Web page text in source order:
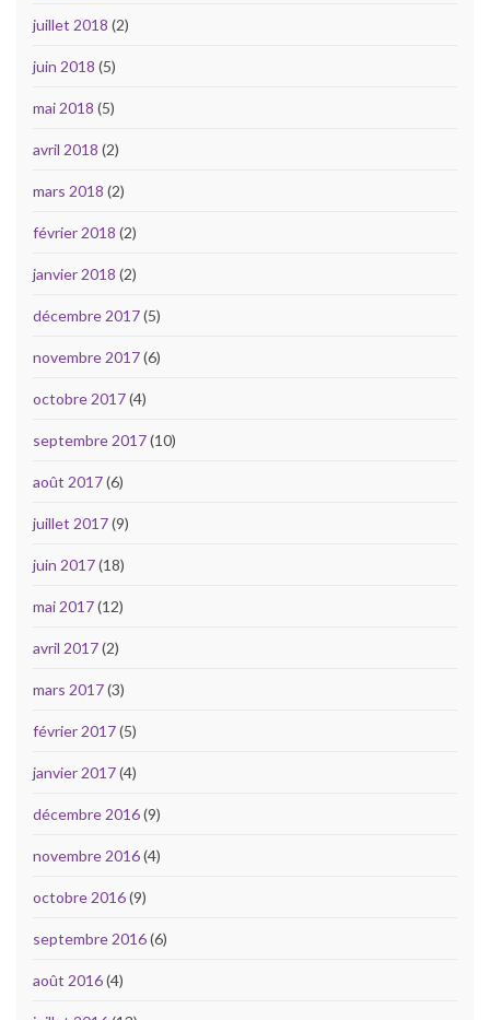
juillet 2018 (2)
juin 2018 (5)
mai 2018 (5)
avril 2018 (2)
mars 2018 (2)
février 2018 (2)
janvier 2018 (2)
décembre 2017(5)
novembre 2017(6)
octobre 2017(4)
septembre 2017(10)
août 2017(6)
juillet 2017(9)
juin 2017(18)
mai 2017(12)
avril 2017(2)
mars 2017(3)
février 2017(5)
janvier 2017(4)
décembre 2016(9)
novembre 2016(4)
octobre 2016(9)
septembre 2016(6)
août 2016(4)